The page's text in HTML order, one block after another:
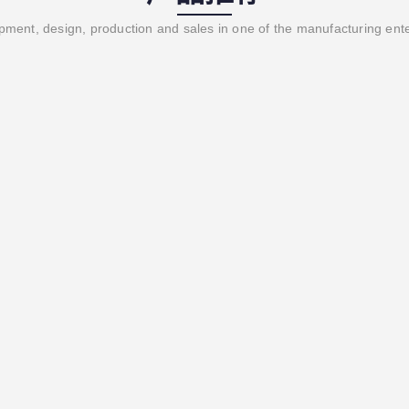
design, production and sales in one of the manufacturing